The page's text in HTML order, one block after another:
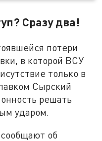
Сразу два!
потери
в которой ВСУ
только в
Сырский
решать
ударом.
об